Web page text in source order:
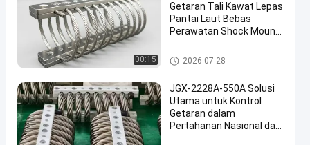
Isolator
getaran
tali kawat
2024-
07-24
bicara
sekarang
Damping
getaran
#
Damping
00:15
Getaran Tali Kawat Lepas
Pantai Laut Bebas
Perawatan Shock Mount
Isolator getaran tali kawat
2026-07-28
JGX-2228A-550A Solusi
Utama untuk Kontrol
Getaran dalam
Pertahanan Nasional dan